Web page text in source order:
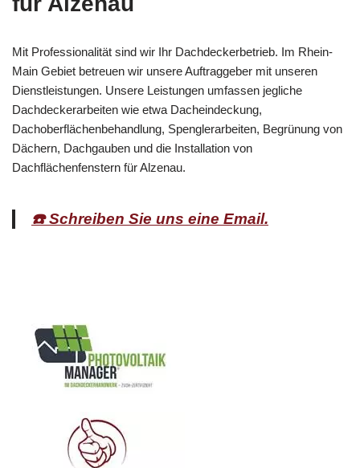
Mit Professionalität sind wir Ihr Dachdeckerbetrieb. Im Rhein-
Main Gebiet betreuen wir unsere Auftraggeber mit unseren
Dienstleistungen. Unsere Leistungen umfassen jegliche
Dachdeckerarbeiten wie etwa Dacheindeckung,
Dachoberflächenbehandlung, Spenglerarbeiten, Begrünung von
Dächern, Dachgauben und die Installation von
Dachflächenfenstern für Alzenau.
☎️ Schreiben Sie uns eine Email.